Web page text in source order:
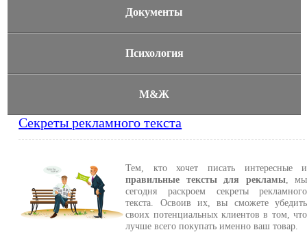
Документы
Психология
М&Ж
Секреты рекламного текста
Тем, кто хочет писать интересные и
правильные тексты для рекламы, мы
сегодня раскроем секреты рекламного
текста. Освоив их, вы сможете убедить
своих потенциальных клиентов в том, что
лучше всего покупать именно ваш товар.